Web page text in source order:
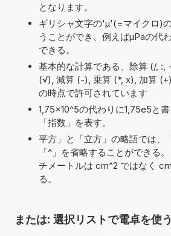
となります。
ギリシャ文字の'μ'(=マイクロ)
うことができ、例えばµPaの代
できる。
基本的な計算である、除算 (/,
(√), 減算 (-), 乗算 (*, x), 加算
の時点で許可されています
1,75×10^5の代わりに1,75e5と
「指数」を表す。
平方」と「立方」の略語では、
「^」を省略することができる
チメートルは cm^2 ではなく
る。
または: 選択リストで電卓を使う